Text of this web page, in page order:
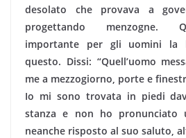
desolato che provava a
progettando menzogne.
importante per gli uomini la
questo. Dissi: “Quell’uomo
me a mezzogiorno, porte e
Io mi sono trovata in piedi
stanza e non ho pronunciato
neanche risposto al suo saluto,